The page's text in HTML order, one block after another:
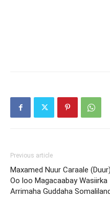
Previous article
Maxamed Nuur Caraale (Duur)
Oo loo Magacaabay Wasiirka
Arrimaha Guddaha